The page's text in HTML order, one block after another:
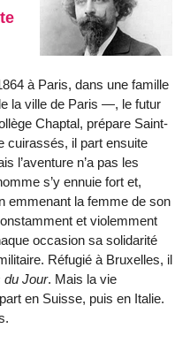
à Paris, dans une famille
la ville de Paris —, le futur
Chaptal, prépare Saint-
cuirassés, il part ensuite
l’aventure n’a pas les
s’y ennuie fort et,
emmenant la femme de son
et violemment
occasion sa solidarité
Réfugié à Bruxelles, il
du Jour. Mais la vie
en Suisse, puis en Italie.